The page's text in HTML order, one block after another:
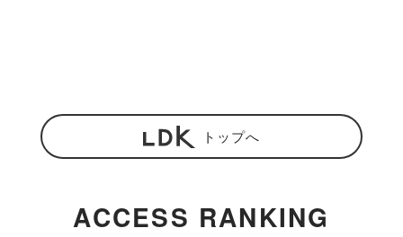
トップへ
ACCESS RANKING